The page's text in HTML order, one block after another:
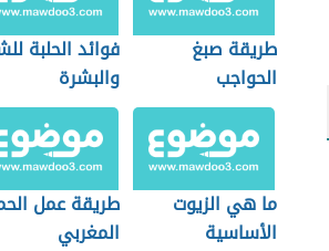
طريقة صبغ
الحواجب
فوائد الحلبة
والبشرة
ما هي الزيوت
الأساسية
طريقة عمل
المغربي